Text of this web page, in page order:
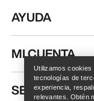
Encuentra una
AYUDA
MI CUENTA
SEGUIR
Utilizamos
tecnologías de
experiencia,
relevantes. Obtén